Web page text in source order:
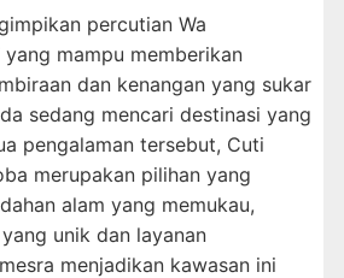
percutian Wa
mampu memberikan
dan kenangan yang sukar
sedang mencari destinasi yang
pengalaman tersebut, Cuti
merupakan pilihan yang
alam yang memukau,
unik dan layanan
menjadikan kawasan ini